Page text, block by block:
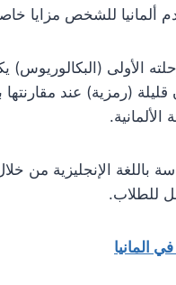
ألمانيا للشخص مزايا
الأولى (البكالوريوس)
(رمزية) عند
الألمانية.
باللغة الإنجليزية من
للطلاب.
المانيا